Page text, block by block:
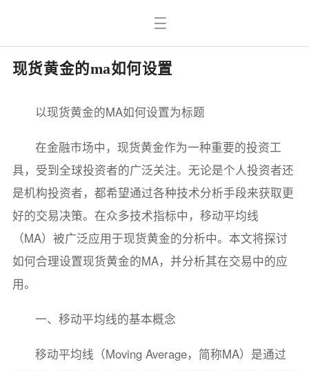
现货黄金的ma如何设置
以现货黄金的MA如何设置为标题
在金融市场中，现货黄金作为一种重要的投资工
具，受到全球投资者的广泛关注。无论是个人投资者还
是机构投资者，都希望通过各种技术分析手段来获取更
好的交易决策。在众多技术指标中，移动平均线
（MA）被广泛应用于现货黄金的分析中。本文将探讨
如何合理设置现货黄金的MA，并分析其在交易中的应
用。
一、移动平均线的基本概念
移动平均线（Moving Average，简称MA）是通过